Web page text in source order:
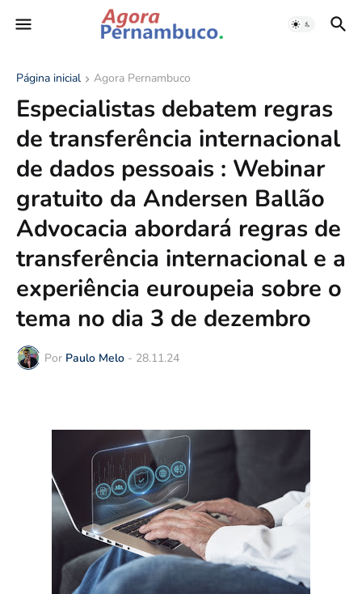
Página inicial Agora Pernambuco
Especialistas debatem regras
de transferência internacional
de dados pessoais : Webinar
gratuito da Andersen Ballão
Advocacia abordará regras de
transferência internacional e a
experiência euroupeia sobre o
tema no dia 3 de dezembro
Por Paulo Melo - 28.11.24